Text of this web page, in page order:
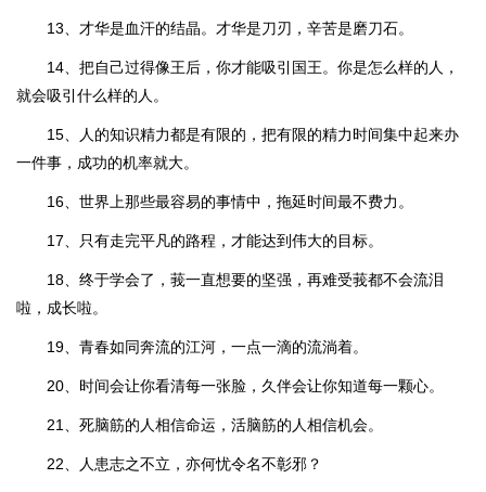
13、才华是血汗的结晶。才华是刀刃，辛苦是磨刀石。
14、把自己过得像王后，你才能吸引国王。你是怎么样的人，
就会吸引什么样的人。
15、人的知识精力都是有限的，把有限的精力时间集中起来办
一件事，成功的机率就大。
16、世界上那些最容易的事情中，拖延时间最不费力。
17、只有走完平凡的路程，才能达到伟大的目标。
18、终于学会了，莪一直想要的坚强，再难受莪都不会流泪
啦，成长啦。
19、青春如同奔流的江河，一点一滴的流淌着。
20、时间会让你看清每一张脸，久伴会让你知道每一颗心。
21、死脑筋的人相信命运，活脑筋的人相信机会。
22、人患志之不立，亦何忧令名不彰邪？